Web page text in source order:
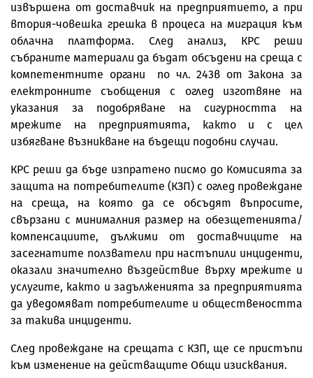
извършена от доставчик на предприятието, а при
втория-човешка грешка в процеса на миграция към
облачна платформа. След анализ, КРС реши
събраните материали да бъдат обсъдени на среща с
компетентните органи по чл. 243в от Закона за
електронните съобщения с оглед изготвяне на
указания за подобряване на сигурността на
мрежите на предприятията, както и с цел
избягване възникване на бъдещи подобни случаи.
КРС реши да бъде изпратено писмо до Комисията за
защита на потребителите (КЗП) с оглед провеждане
на среща, на която да се обсъдят въпросите,
свързани с минималния размер на обезщетенията/
компенсациите, дължими от доставчиците на
засегнатите ползватели при настъпили инциденти,
оказали значително въздействие върху мрежите и
услугите, както и задълженията за предприятията
да уведомяват потребителите и обществеността
за такива инциденти.
След провеждане на срещата с КЗП, ще се пристъпи
към изменение на действащите Общи изисквания.